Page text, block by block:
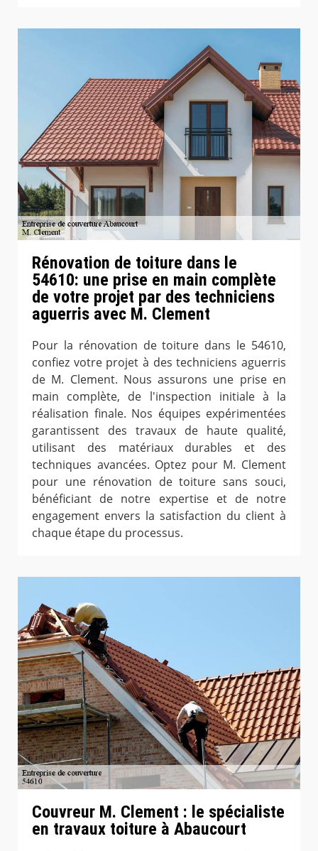
Rénovation de toiture dans le
54610: une prise en main complète
de votre projet par des techniciens
aguerris avec M. Clement
Pour la rénovation de toiture dans le 54610,
confiez votre projet à des techniciens aguerris
de M. Clement. Nous assurons une prise en
main complète, de l'inspection initiale à la
réalisation finale. Nos équipes expérimentées
garantissent des travaux de haute qualité,
utilisant des matériaux durables et des
techniques avancées. Optez pour M. Clement
pour une rénovation de toiture sans souci,
bénéficiant de notre expertise et de notre
engagement envers la satisfaction du client à
chaque étape du processus.
Couvreur M. Clement : le spécialiste
en travaux toiture à Abaucourt